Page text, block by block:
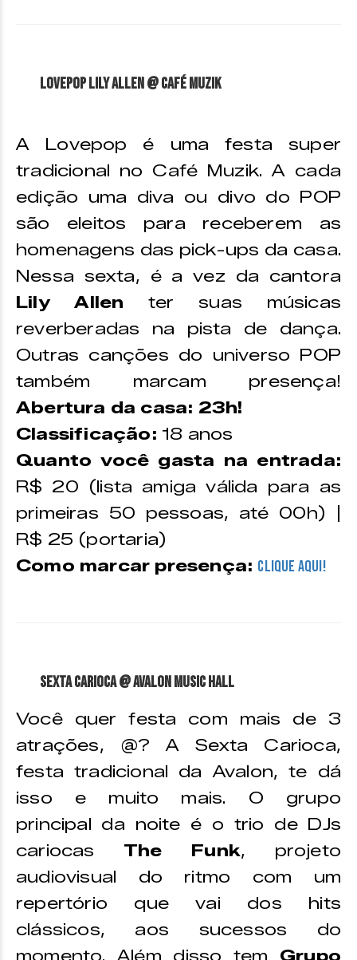
Lovepop Lily Allen @ Café Muzik
A Lovepop é uma festa super
tradicional no Café Muzik. A cada
edição uma diva ou divo do POP
são eleitos para receberem as
homenagens das pick-ups da casa.
Nessa sexta, é a vez da cantora
Lily Allen ter suas músicas
reverberadas na pista de dança.
Outras canções do universo POP
também marcam presença!
Abertura da casa: 23h!
Classificação: 18 anos
Quanto você gasta na entrada:
R$ 20 (lista amiga válida para as
primeiras 50 pessoas, até 00h) |
R$ 25 (portaria)
Como marcar presença: CLIQUE AQUI!
Sexta Carioca @ Avalon Music Hall
Você quer festa com mais de 3
atrações, @? A Sexta Carioca,
festa tradicional da Avalon, te dá
isso e muito mais. O grupo
principal da noite é o trio de DJs
cariocas The Funk, projeto
audiovisual do ritmo com um
repertório que vai dos hits
clássicos, aos sucessos do
momento. Além disso tem Grupo